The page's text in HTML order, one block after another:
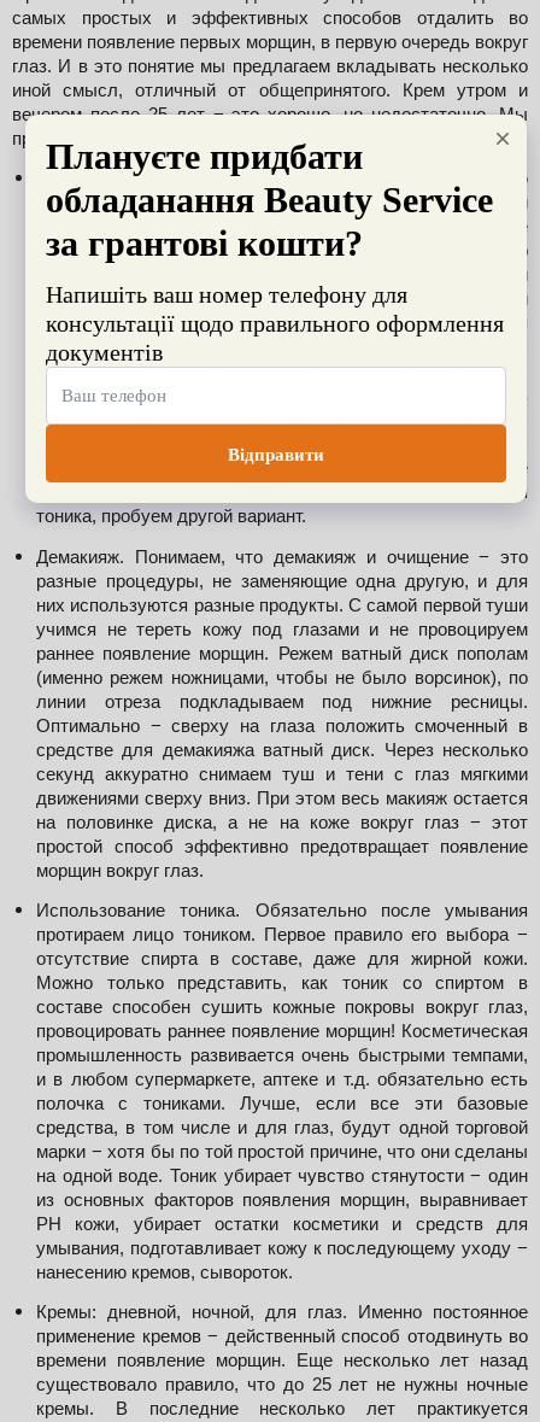
самых простых и эффективных способов отдалить во
времени появление первых морщин, в первую очередь вокруг
глаз. И в это понятие мы предлагаем вкладывать несколько
иной смысл, отличный от общепринятого. Крем утром и
вечером после 25 лет − это хорошо, но недостаточно. Мы
предлагаем акцентировать внимание на следующих пунктах:
Выбор средства для ежедневного умывания, в первую
очередь − для глаз. Никакого мыла − ни твердого, ни
жидкого, ни детского, чтобы не провоцировать появление
морщины. Молочко, пена, мусс, гель, гидрофильное масло
− даже в мас-маркетах выбор средств для умывания кожи
в зависимости от ее типа, состояния достаточно широк, и
найти свой продукт несложно. Молочко − для
чувствительной, юной, нежной, сухой, возрастной кожи с
морщинами.  Гель большей подойдет для жирной,
плотной. Масло − наоборот, для сухой (хотя есть
варианты и для жирной − с маслом лавра, чайного дерева,
розмарина, черного тмина, шалфея) или на любителя.
Если после использованного средство есть появление
сильного чувства стянутости, даже после применения
тоника, пробуем другой вариант.
Демакияж. Понимаем, что демакияж и очищение − это
разные процедуры, не заменяющие одна другую, и для
них используются разные продукты. С самой первой туши
учимся не тереть кожу под глазами и не провоцируем
раннее появление морщин. Режем ватный диск пополам
(именно режем ножницами, чтобы не было ворсинок), по
линии отреза подкладываем под нижние ресницы.
Оптимально − сверху на глаза положить смоченный в
средстве для демакияжа ватный диск. Через несколько
секунд аккуратно снимаем туш и тени с глаз мягкими
движениями сверху вниз. При этом весь макияж остается
на половинке диска, а не на коже вокруг глаз − этот
простой способ эффективно предотвращает появление
морщин вокруг глаз.
Использование тоника. Обязательно после умывания
протираем лицо тоником. Первое правило его выбора −
отсутствие спирта в составе, даже для жирной кожи.
Можно только представить, как тоник со спиртом в
составе способен сушить кожные покровы вокруг глаз,
провоцировать раннее появление морщин! Косметическая
промышленность развивается очень быстрыми темпами,
и в любом супермаркете, аптеке и т.д. обязательно есть
полочка с тониками. Лучше, если все эти базовые
средства, в том числе и для глаз, будут одной торговой
марки − хотя бы по той простой причине, что они сделаны
на одной воде. Тоник убирает чувство стянутости − один
из основных факторов появления морщин, выравнивает
PH кожи, убирает остатки косметики и средств для
умывания, подготавливает кожу к последующему уходу −
нанесению кремов, сывороток.
Кремы: дневной, ночной, для глаз. Именно постоянное
применение кремов − действенный способ отодвинуть во
времени появление морщин. Еще несколько лет назад
существовало правило, что до 25 лет не нужны ночные
кремы. В последние несколько лет практикуется